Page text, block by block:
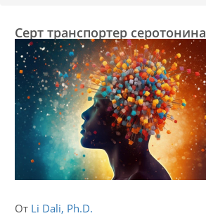
Серт транспортер серотонина
От Li Dali, Ph.D.